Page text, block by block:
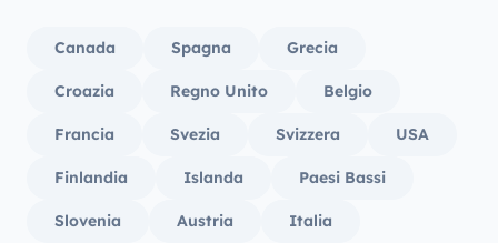
Canada Spagna Grecia
Croazia Regno Unito Belgio
Francia Svezia Svizzera USA
Finlandia Islanda Paesi Bassi
Slovenia Austria Italia